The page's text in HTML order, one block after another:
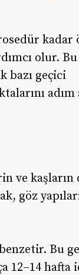
kadar
olur.
bazı geçici
adım
ve kaşların
göz
Bu
12–14 hafta